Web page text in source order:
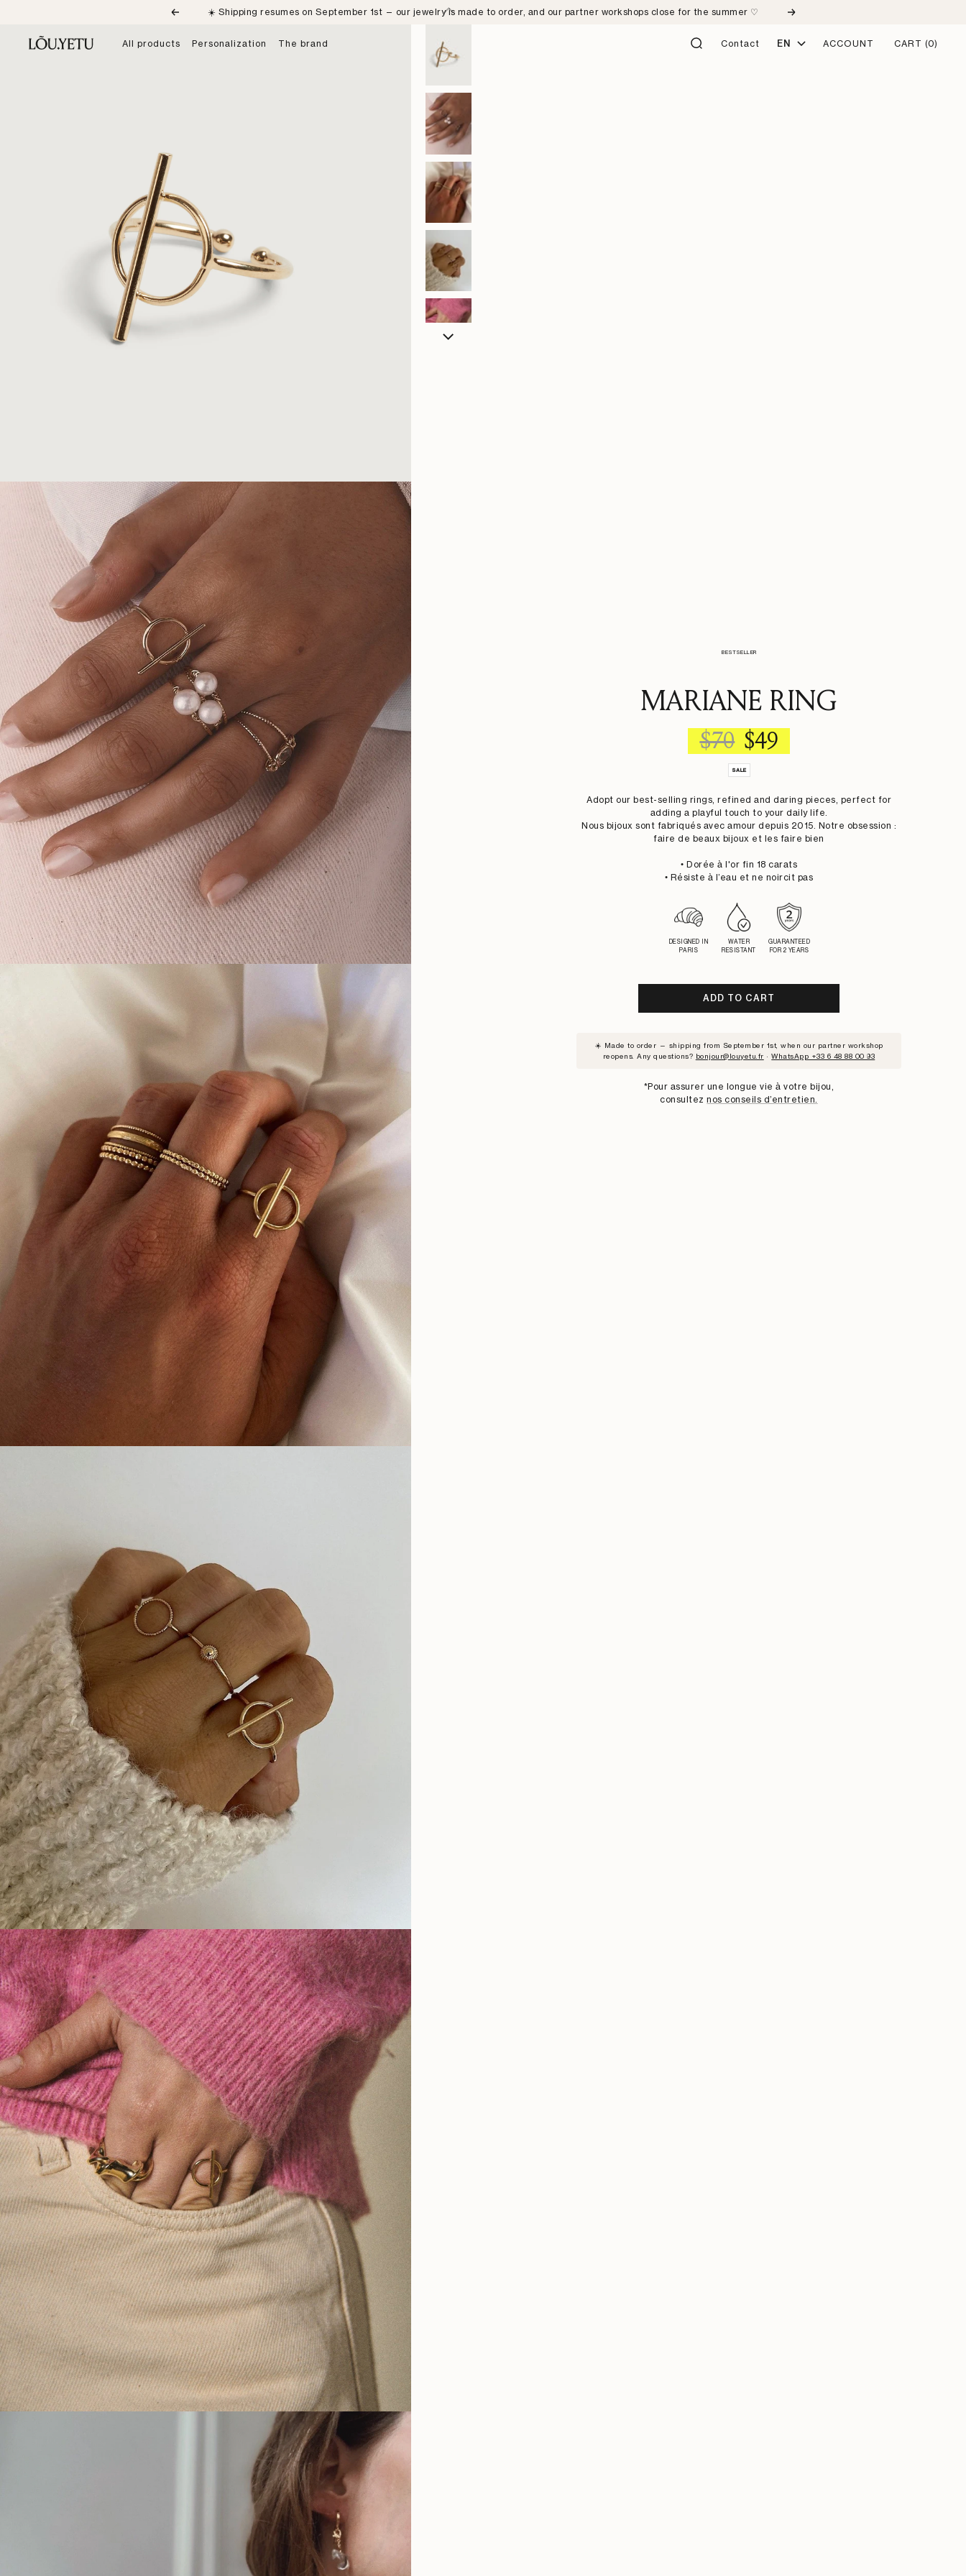
Previous ☀️ Shipping resumes on September 1st — our jewelry is made to order, and our partner workshops close for the summer ♡ Next
All products Personalization The brand
LÕU.YETU
Contact Language
EN ACCOUNT CART (0)
BESTSELLER
MARIANE RING
REGULAR
PRICE
$70 SALE
PRICE
$49
SALE
Adopt our best-selling rings, refined and daring pieces, perfect for
adding a playful touch to your daily life.
Nous bijoux sont fabriqués avec amour depuis 2015. Notre obsession :
faire de beaux bijoux et les faire bien
• Dorée à l'or fin 18 carats
• Résiste à l’eau et ne noircit pas
DESIGNED IN
PARIS
WATER
RESISTANT
GUARANTEED
FOR 2 YEARS
ADD TO CART
☀️ Made to order — shipping from September 1st, when our partner workshop
reopens. Any questions? bonjour@louyetu.fr ·WhatsApp +33 6 48 88 00 93
*Pour assurer une longue vie à votre bijou,
consulteznos conseils d’entretien.